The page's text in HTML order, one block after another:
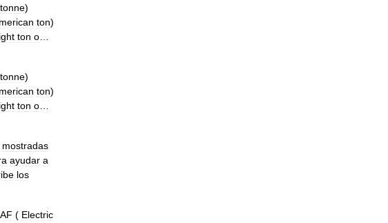
tonne)
ton)
ton o
tonne)
ton)
ton o
mostradas
ayudar a
los
( Electric